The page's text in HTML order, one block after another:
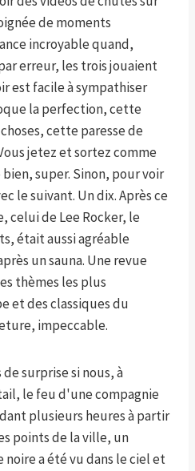
de moments
incroyable quand,
erreur, les trois jouaient
est facile à sympathiser
la perfection, cette
cette paresse de
jetez et sortez comme
bien, super. Sinon, pour voir
le suivant. Un dix. Après ce
celui de Lee Rocker, le
était aussi agréable
un sauna. Une revue
thèmes les plus
et des classiques du
impeccable.
surprise si nous, à
le feu d'une compagnie
plusieurs heures à partir
points de la ville, un
a été vu dans le ciel et